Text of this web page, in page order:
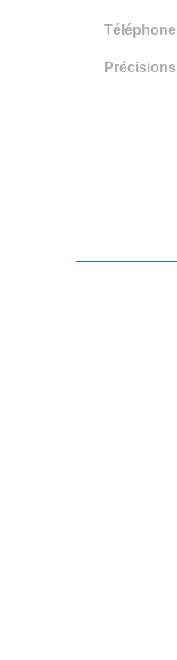
Téléphone
Précisions